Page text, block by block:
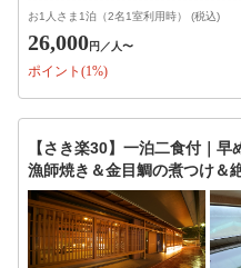
お1人さま1泊（2名1室利用時） (税込)
26,000円 ／人〜
ポイント(1%)
【さき楽30】一泊二食付｜
漁師焼き＆金目鯛の煮つけ＆